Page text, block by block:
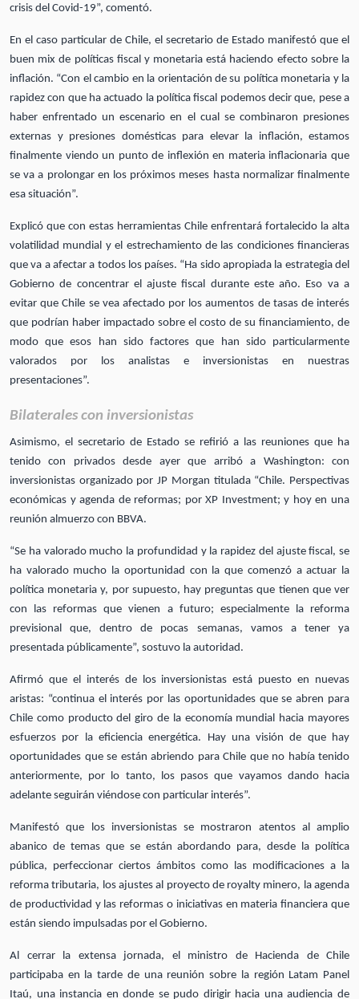
crisis del Covid-19”, comentó.
En el caso particular de Chile, el secretario de Estado manifestó que el
buen mix de políticas fiscal y monetaria está haciendo efecto sobre la
inflación. “Con el cambio en la orientación de su política monetaria y la
rapidez con que ha actuado la política fiscal podemos decir que, pese a
haber enfrentado un escenario en el cual se combinaron presiones
externas y presiones domésticas para elevar la inflación, estamos
finalmente viendo un punto de inflexión en materia inflacionaria que
se va a prolongar en los próximos meses hasta normalizar finalmente
esa situación”.
Explicó que con estas herramientas Chile enfrentará fortalecido la alta
volatilidad mundial y el estrechamiento de las condiciones financieras
que va a afectar a todos los países. “Ha sido apropiada la estrategia del
Gobierno de concentrar el ajuste fiscal durante este año. Eso va a
evitar que Chile se vea afectado por los aumentos de tasas de interés
que podrían haber impactado sobre el costo de su financiamiento, de
modo que esos han sido factores que han sido particularmente
valorados por los analistas e inversionistas en nuestras
presentaciones”.
Bilaterales con inversionistas
Asimismo, el secretario de Estado se refirió a las reuniones que ha
tenido con privados desde ayer que arribó a Washington: con
inversionistas organizado por JP Morgan titulada “Chile. Perspectivas
económicas y agenda de reformas; por XP Investment; y hoy en una
reunión almuerzo con BBVA.
“Se ha valorado mucho la profundidad y la rapidez del ajuste fiscal, se
ha valorado mucho la oportunidad con la que comenzó a actuar la
política monetaria y, por supuesto, hay preguntas que tienen que ver
con las reformas que vienen a futuro; especialmente la reforma
previsional que, dentro de pocas semanas, vamos a tener ya
presentada públicamente”, sostuvo la autoridad.
Afirmó que el interés de los inversionistas está puesto en nuevas
aristas: “continua el interés por las oportunidades que se abren para
Chile como producto del giro de la economía mundial hacia mayores
esfuerzos por la eficiencia energética. Hay una visión de que hay
oportunidades que se están abriendo para Chile que no había tenido
anteriormente, por lo tanto, los pasos que vayamos dando hacia
adelante seguirán viéndose con particular interés”.
Manifestó que los inversionistas se mostraron atentos al amplio
abanico de temas que se están abordando para, desde la política
pública, perfeccionar ciertos ámbitos como las modificaciones a la
reforma tributaria, los ajustes al proyecto de royalty minero, la agenda
de productividad y las reformas o iniciativas en materia financiera que
están siendo impulsadas por el Gobierno.
Al cerrar la extensa jornada, el ministro de Hacienda de Chile
participaba en la tarde de una reunión sobre la región Latam Panel
Itaú, una instancia en donde se pudo dirigir hacia una audiencia de